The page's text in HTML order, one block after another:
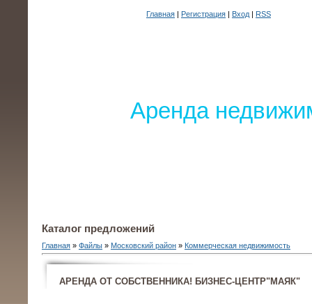
Главная | Регистрация | Вход | RSS
Аренда
Каталог предложений
Главная » Файлы » Московский район » Коммерческая недвижимость
АРЕНДА ОТ СОБСТВЕННИКА! БИЗНЕС-ЦЕНТР"МАЯК"